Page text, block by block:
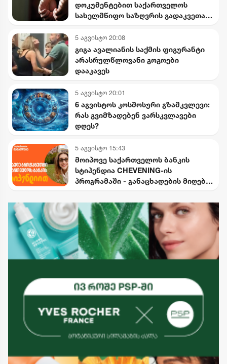
დოკუმენტებით საქართველოს
სახელმწიფო საზღვრის გადაკვეთას
5 აგვისტო 20:08
გიგა ავალიანის საქმის ფიგურანტი
არასრულწლოვანი გოგოები
დააკავეს
5 აგვისტო 20:01
6 აგვისტოს კოსმოსური გზამკვლევი:
რას გვიმზადებენ ვარსკვლავები
დღეს?
5 აგვისტო 15:43
მოიპოვე საქართველოს ბანკის
სტიპენდია CHEVENING-ის
პროგრამაში - განაცხადების მიღება